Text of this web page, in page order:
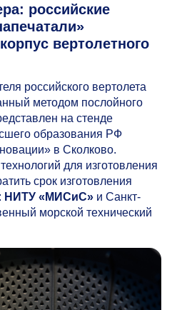
российские
вертолетного
российского вертолета
методом послойного
на стенде
образования РФ
в Сколково.
для изготовления
срок изготовления
НИТУ «МИСиС» и Санкт-
морской технический